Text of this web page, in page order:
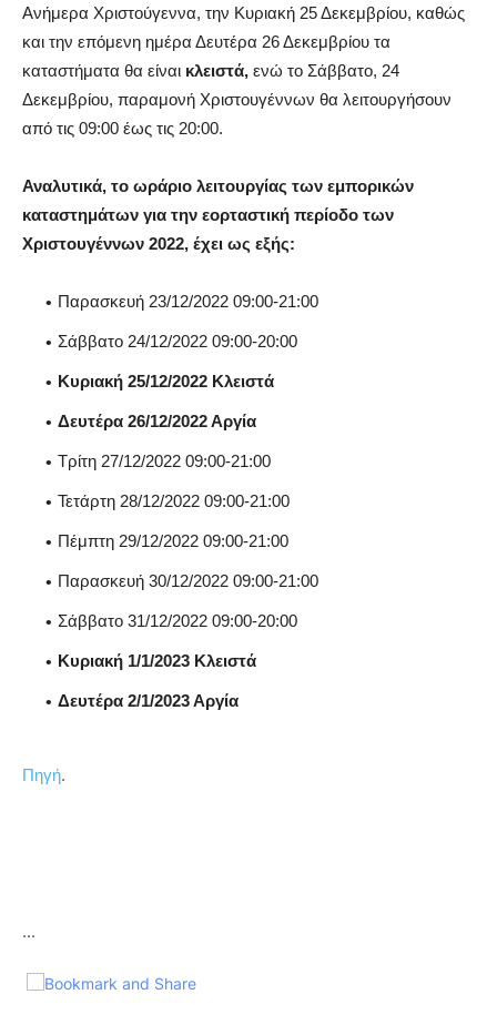
Ανήμερα Χριστούγεννα, την Κυριακή 25 Δεκεμβρίου, καθώς
και την επόμενη ημέρα Δευτέρα 26 Δεκεμβρίου τα
καταστήματα θα είναι κλειστά, ενώ το Σάββατο, 24
Δεκεμβρίου, παραμονή Χριστουγέννων θα λειτουργήσουν
από τις 09:00 έως τις 20:00.
Αναλυτικά, το ωράριο λειτουργίας των εμπορικών
καταστημάτων για την εορταστική περίοδο των
Χριστουγέννων 2022, έχει ως εξής:
Παρασκευή 23/12/2022 09:00-21:00
Σάββατο 24/12/2022 09:00-20:00
Κυριακή 25/12/2022 Κλειστά
Δευτέρα 26/12/2022 Αργία
Τρίτη 27/12/2022 09:00-21:00
Τετάρτη 28/12/2022 09:00-21:00
Πέμπτη 29/12/2022 09:00-21:00
Παρασκευή 30/12/2022 09:00-21:00
Σάββατο 31/12/2022 09:00-20:00
Κυριακή 1/1/2023 Κλειστά
Δευτέρα 2/1/2023 Αργία
Πηγή.
...